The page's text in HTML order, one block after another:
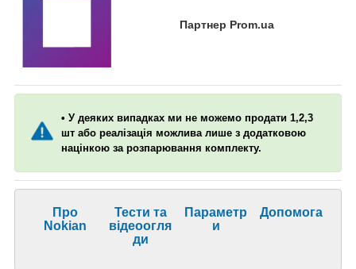
Партнер Prom.ua
• У деяких випадках ми не можемо продати 1,2,3
шт або реалізація можлива лише з додатковою
націнкою за розпарювання комплекту.
Про
Nokian
Тести та
відеоогля
ди
Параметр
и
Допомога